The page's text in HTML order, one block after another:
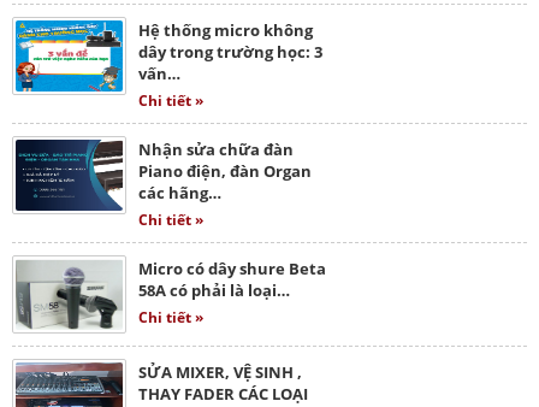
Hệ thống micro không
dây trong trường học: 3
vấn…
Chi tiết »
Nhận sửa chữa đàn
Piano điện, đàn Organ
các hãng…
Chi tiết »
Micro có dây shure Beta
58A có phải là loại…
Chi tiết »
SỬA MIXER, VỆ SINH ,
THAY FADER CÁC LOẠI